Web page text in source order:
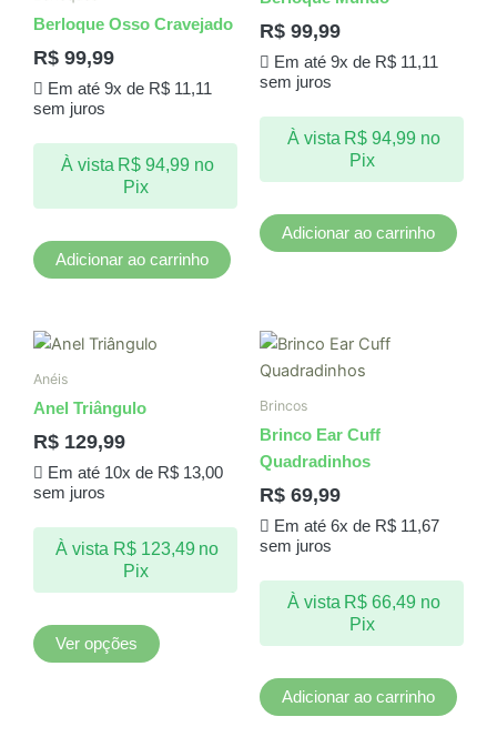
Berloque Osso Cravejado
R$ 99,99
Em até 9x de R$11,11
sem juros
À vista R$ 94,99 no
Pix
Adicionar ao carrinho
R$ 99,99
Em até 9x de R$11,11
sem juros
À vista R$ 94,99 no
Pix
Adicionar ao carrinho
Anéis
Anel Triângulo
R$ 129,99
Em até 10x de R$13,00
sem juros
À vista R$123,49 no
Pix
Ver opções
As
podem
ser
página
Brincos
Brinco Ear Cuff
Quadradinhos
R$ 69,99
Em até 6x de R$11,67
sem juros
À vista R$ 66,49 no
Pix
Adicionar ao carrinho